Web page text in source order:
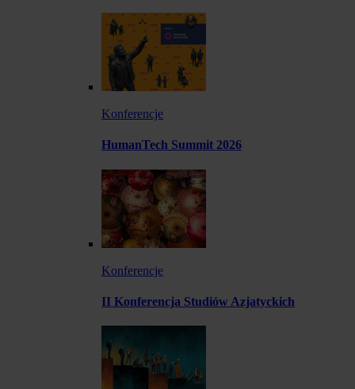
Konferencje
HumanTech Summit 2026
Konferencje
II Konferencja Studiów Azjatyckich